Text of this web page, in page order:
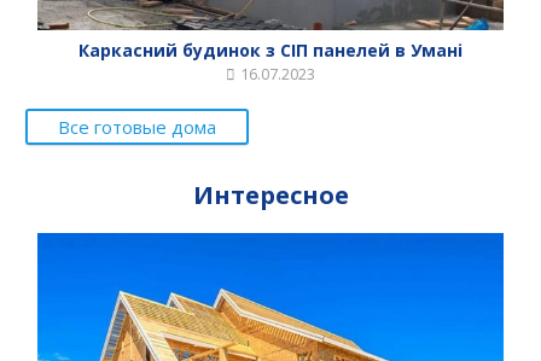
Каркасний будинок з СІП панелей в Умані
16.07.2023
Все готовые дома
Интересное